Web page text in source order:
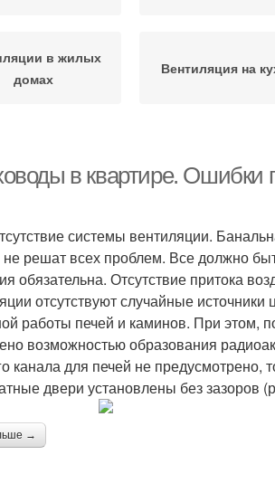
в жилых
домах
Вентиляция на
в квартире. Ошибки
системы вентиляции.
решат всех проблем. Все должно
обязательна. Отсутствие притока
отсутствуют случайные
работы печей и каминов. При этом,
возможностью образования
канала для печей не предусмотрено,
двери установлены без зазоров
→